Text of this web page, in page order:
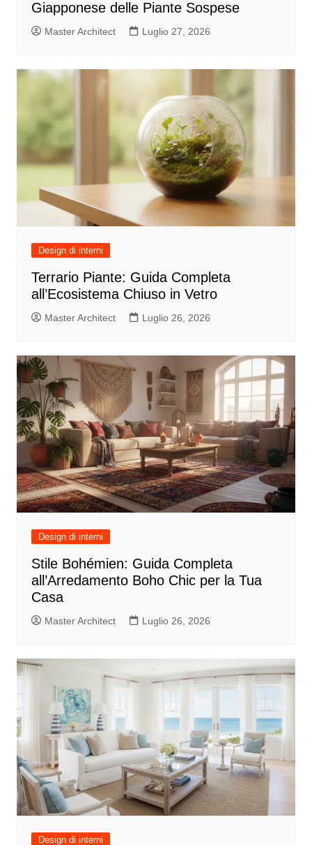
Giapponese delle Piante Sospese
Master Architect Luglio 27, 2026
Design di interni
Terrario Piante: Guida Completa
all’Ecosistema Chiuso in Vetro
Master Architect Luglio 26, 2026
Design di interni
Stile Bohémien: Guida Completa
all’Arredamento Boho Chic per la Tua
Casa
Master Architect Luglio 26, 2026
Design di interni